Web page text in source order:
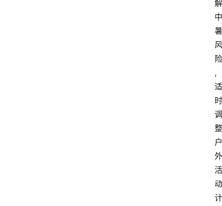
解
中
暑
风
险
,
适
时
调
整
户
外
活
动
计